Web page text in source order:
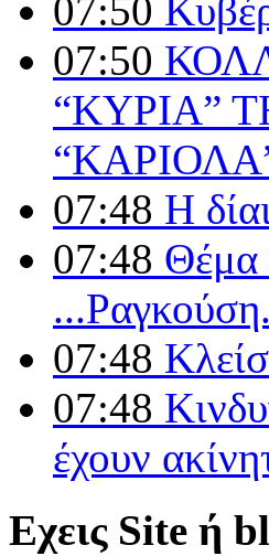
07:50
07:50
“ΚΥΡΙΑ”
07:48 Η
07:48 Θέμα
07:48
07:48
έχουν
Εχεις Site ή